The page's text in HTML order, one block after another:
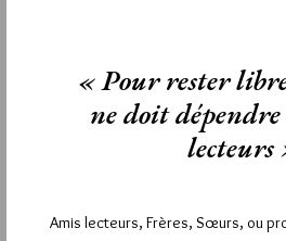
pour la défense des libertés est
(fusillés de la Commune de Paris,
déportés pour cause de résistance
16 SEPTEMBRE 2015 À 13H43 / RÉPONDRE
« Pour rester
ne doit dépendre
lecteurs
Amis lecteurs, Frères, Sœurs, ou